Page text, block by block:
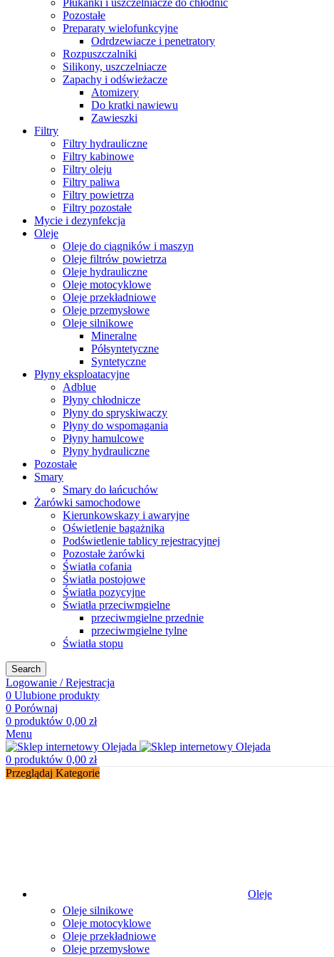
Płukanki i uszczelniacze do chłodnic
Pozostałe
Preparaty wielofunkcyjne
Odrdzewiacze i penetratory
Rozpuszczalniki
Silikony, uszczelniacze
Zapachy i odświeżacze
Atomizery
Do kratki nawiewu
Zawieszki
Filtry
Filtry hydrauliczne
Filtry kabinowe
Filtry oleju
Filtry paliwa
Filtry powietrza
Filtry pozostałe
Mycie i dezynfekcja
Oleje
Oleje do ciągników i maszyn
Oleje filtrów powietrza
Oleje hydrauliczne
Oleje motocyklowe
Oleje przekładniowe
Oleje przemysłowe
Oleje silnikowe
Mineralne
Półsyntetyczne
Syntetyczne
Płyny eksploatacyjne
Adblue
Płyny chłodnicze
Płyny do spryskiwaczy
Płyny do wspomagania
Płyny hamulcowe
Płyny hydrauliczne
Pozostałe
Smary
Smary do łańcuchów
Żarówki samochodowe
Kierunkowskazy i awaryjne
Oświetlenie bagażnika
Podświetlenie tablicy rejestracyjnej
Pozostałe żarówki
Światła cofania
Światła postojowe
Światła pozycyjne
Światła przeciwmgielne
przeciwmgielne przednie
przeciwmgielne tylne
Światła stopu
Search
Logowanie / Rejestracja
0 Ulubione produkty
0 Porównaj
0 produktów 0,00 zł
Menu
0 produktów 0,00 zł
Przeglądaj Kategorie
Oleje
Oleje silnikowe
Oleje motocyklowe
Oleje przekładniowe
Oleje przemysłowe